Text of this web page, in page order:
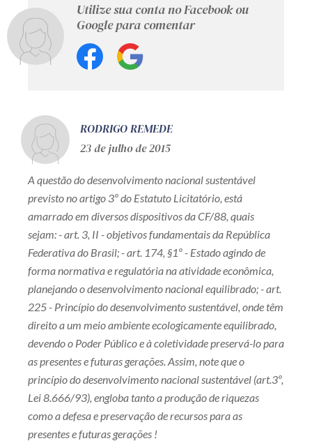
Utilize sua conta no Facebook ou
Google para comentar
RODRIGO REMEDE
23 de julho de 2015
A questão do desenvolvimento nacional sustentável
previsto no artigo 3º do Estatuto Licitatório, está
amarrado em diversos dispositivos da CF/88, quais
sejam: - art. 3, II - objetivos fundamentais da República
Federativa do Brasil; - art. 174, §1º - Estado agindo de
forma normativa e regulatória na atividade econômica,
planejando o desenvolvimento nacional equilibrado; - art.
225 - Princípio do desenvolvimento sustentável, onde têm
direito a um meio ambiente ecologicamente equilibrado,
devendo o Poder Público e à coletividade preservá-lo para
as presentes e futuras gerações. Assim, note que o
princípio do desenvolvimento nacional sustentável (art.3º,
Lei 8.666/93), engloba tanto a produção de riquezas
como a defesa e preservação de recursos para as
presentes e futuras gerações !